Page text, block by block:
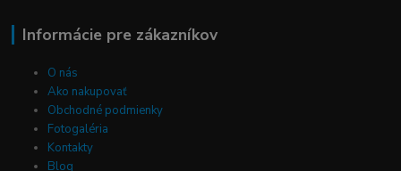
Informácie pre zákazníkov
O nás
Ako nakupovať
Obchodné podmienky
Fotogaléria
Kontakty
Blog